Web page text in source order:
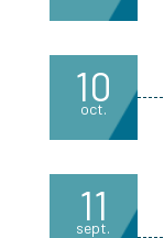
10
oct.
11
sept.